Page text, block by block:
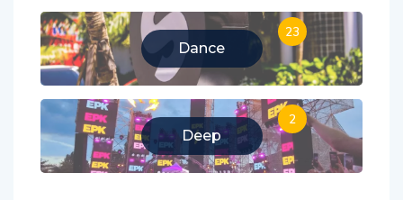
Dance
23
Deep
2